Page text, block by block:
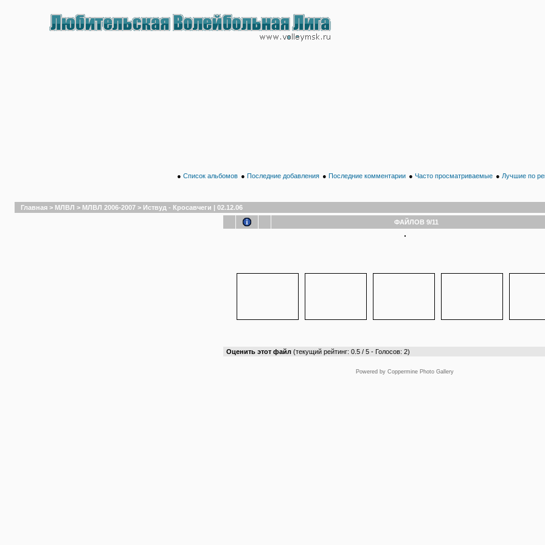
● Список альбомов ● Последние добавления ● Последние комментарии ● Часто просматриваемые ● Лучшие по
Главная > МЛВЛ > МЛВЛ 2006-2007 > Иствуд - Кросавчеги | 02.12.06
ФАЙЛОВ 9/11
Оценить этот файл (текущий рейтинг: 0.5 / 5 - Голосов: 2)
Powered by Coppermine Photo Gallery